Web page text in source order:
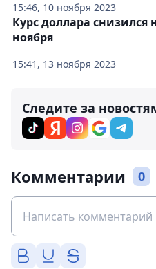
15:46, 10 ноября 2023
15:41, 13 ноября 2023
Курс доллара снизился
ноября
Следите за
Комментарии 0